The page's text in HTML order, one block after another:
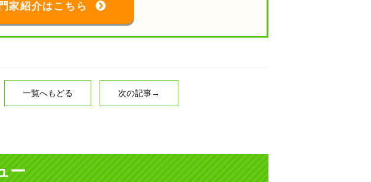
家紹介はこちら
一覧へもどる 次の記事→
ー